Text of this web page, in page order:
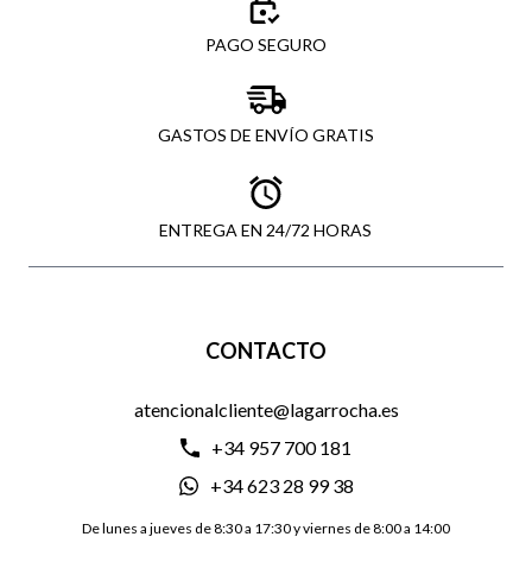
PAGO SEGURO
GASTOS DE ENVÍO GRATIS
ENTREGA EN 24/72 HORAS
CONTACTO
atencionalcliente@lagarrocha.es
+34 957 700 181
+34 623 28 99 38
De lunes a jueves de 8:30 a 17:30 y viernes de 8:00 a 14:00